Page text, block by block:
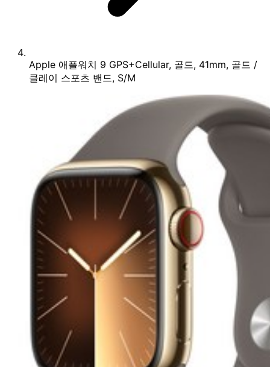
Apple 애플워치 9 GPS+Cellular, 골드, 41mm, 골드 /
클레이 스포츠 밴드, S/M